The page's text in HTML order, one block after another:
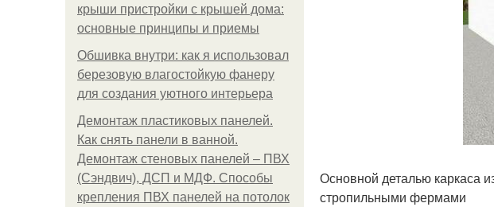
крыши пристройки с крышей дома:
основные принципы и приемы
Обшивка внутри: как я использовал
березовую влагостойкую фанеру
для создания уютного интерьера
Демонтаж пластиковых панелей.
Как снять панели в ванной.
Демонтаж стеновых панелей – ПВХ
(Сэндвич), ДСП и МДФ. Способы
крепления ПВХ панелей на потолок
Основной деталью каркаса
стропильными фермами